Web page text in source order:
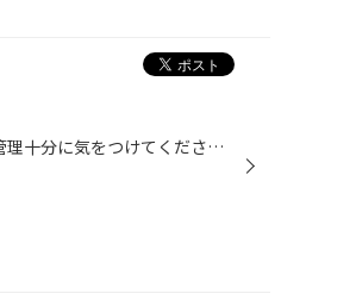
最近、寒暖差が激しく服装に困りますよね。 皆様、体調管理十分に気をつけてください!! さて、毎日のようにオイル交換の作業が入っております! ありがとうございます!! これからますます暑い日が続くかと思うと今のうちに お車のメンテナンスおすすめです。 暑い日は人間の身体はもちろんのことお車...